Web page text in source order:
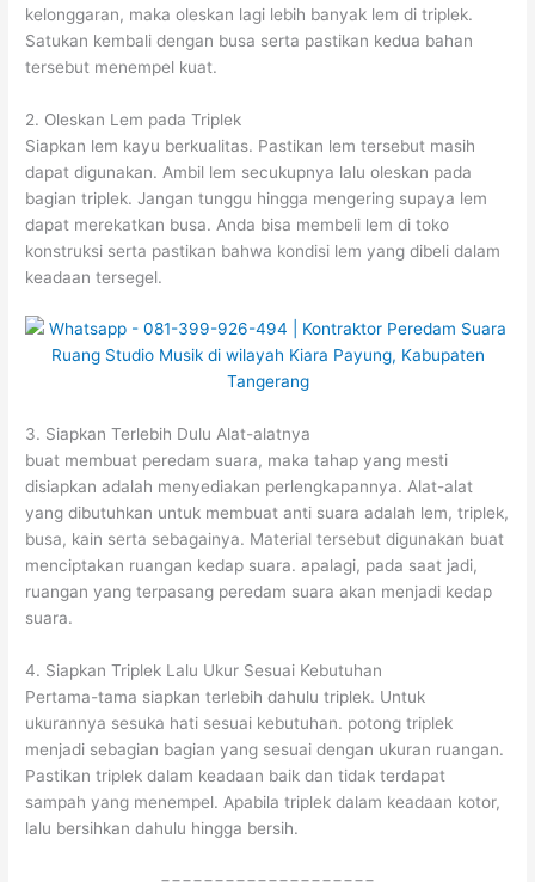
kelonggaran, maka oleskan lagi lebih banyak lem di triplek.
Satukan kembali dengan busa serta pastikan kedua bahan
tersebut menempel kuat.
2. Oleskan Lem pada Triplek
Siapkan lem kayu berkualitas. Pastikan lem tersebut masih
dapat digunakan. Ambil lem secukupnya lalu oleskan pada
bagian triplek. Jangan tunggu hingga mengering supaya lem
dapat merekatkan busa. Anda bisa membeli lem di toko
konstruksi serta pastikan bahwa kondisi lem yang dibeli dalam
keadaan tersegel.
3. Siapkan Terlebih Dulu Alat-alatnya
buat membuat peredam suara, maka tahap yang mesti
disiapkan adalah menyediakan perlengkapannya. Alat-alat
yang dibutuhkan untuk membuat anti suara adalah lem, triplek,
busa, kain serta sebagainya. Material tersebut digunakan buat
menciptakan ruangan kedap suara. apalagi, pada saat jadi,
ruangan yang terpasang peredam suara akan menjadi kedap
suara.
4. Siapkan Triplek Lalu Ukur Sesuai Kebutuhan
Pertama-tama siapkan terlebih dahulu triplek. Untuk
ukurannya sesuka hati sesuai kebutuhan. potong triplek
menjadi sebagian bagian yang sesuai dengan ukuran ruangan.
Pastikan triplek dalam keadaan baik dan tidak terdapat
sampah yang menempel. Apabila triplek dalam keadaan kotor,
lalu bersihkan dahulu hingga bersih.